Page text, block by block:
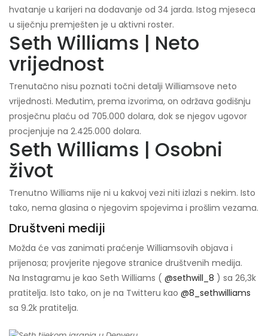
hvatanje u karijeri na dodavanje od 34 jarda. Istog mjeseca
u siječnju premješten je u aktivni roster.
Seth Williams | Neto
vrijednost
Trenutačno nisu poznati točni detalji Williamsove neto
vrijednosti. Međutim, prema izvorima, on održava godišnju
prosječnu plaću od 705.000 dolara, dok se njegov ugovor
procjenjuje na 2.425.000 dolara.
Seth Williams | Osobni
život
Trenutno Williams nije ni u kakvoj vezi niti izlazi s nekim. Isto
tako, nema glasina o njegovim spojevima i prošlim vezama.
Društveni mediji
Možda će vas zanimati praćenje Williamsovih objava i
prijenosa; provjerite njegove stranice društvenih medija.
Na Instagramu je kao Seth Williams ( @sethwill_8 ) sa 26,3k
pratitelja. Isto tako, on je na Twitteru kao @8_sethwilliams
sa 9.2k pratitelja.